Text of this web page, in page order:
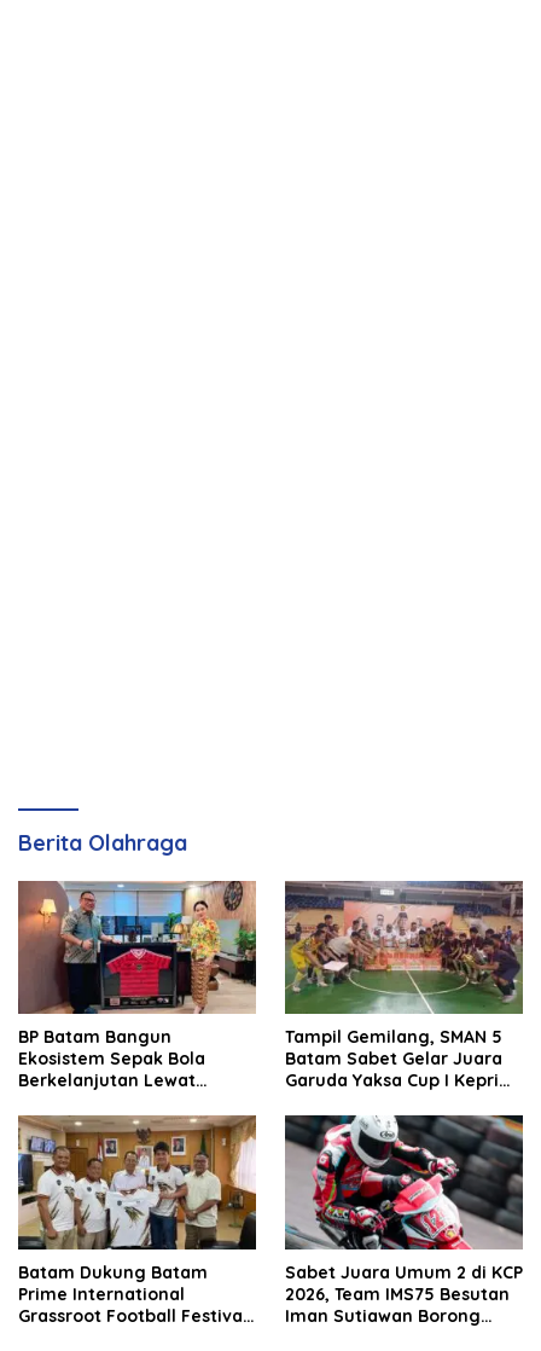
Berita Olahraga
BP Batam Bangun
Ekosistem Sepak Bola
Berkelanjutan Lewat
Tampil Gemilang, SMAN 5
Batam Sabet Gelar Juara
Garuda Yaksa Cup I Kepri
Batam Dukung Batam
Prime International
Grassroot Football Festival
Sabet Juara Umum 2 di KCP
2026, Team IMS75 Besutan
Iman Sutiawan Borong